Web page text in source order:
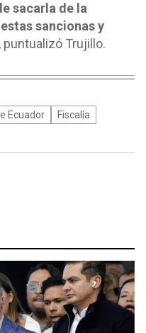
sacarla de la
sancionas y
, puntualizó Trujillo.
Ecuador
Fiscalía